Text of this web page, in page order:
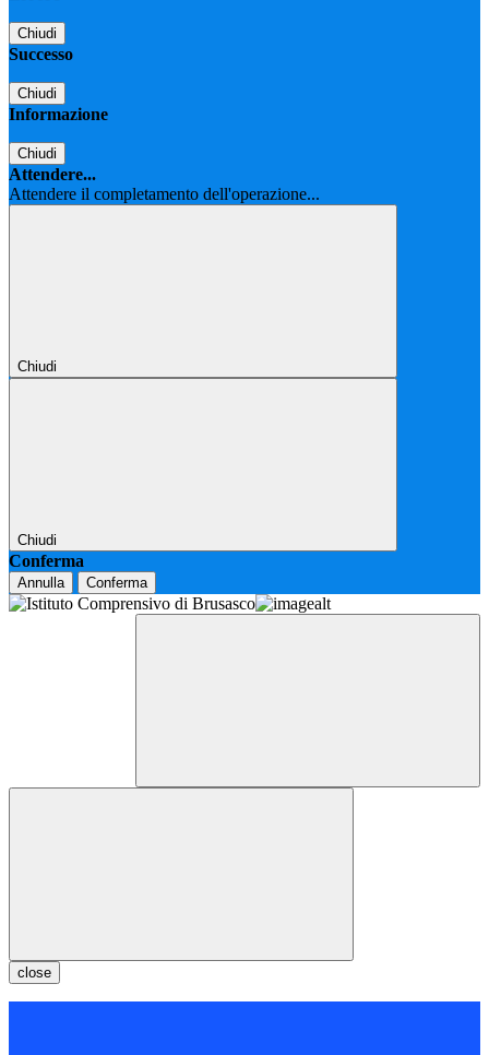
Chiudi
Successo
Chiudi
Informazione
Chiudi
Attendere...
Attendere il completamento dell'operazione...
Chiudi
Chiudi
Conferma
Annulla Conferma
close